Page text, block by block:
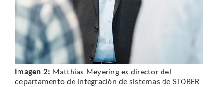
Imagen 2: Matthias Meyering es director del
departamento de integración de sistemas de STOBER.